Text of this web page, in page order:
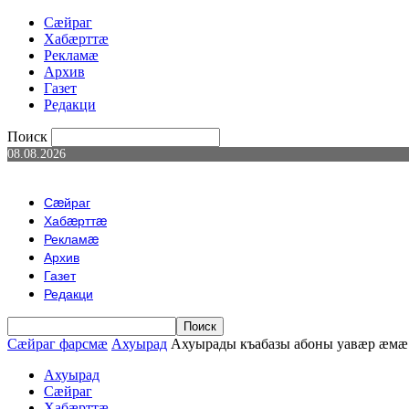
Сæйраг
Хабæрттæ
Рекламæ
Архив
Газет
Редакци
Поиск
08.08.2026
Сæйраг
Хабæрттæ
Рекламæ
Архив
Газет
Редакци
Сæйраг фарсмæ Ахуырад Ахуырады къабазы абоны уавæр
Ахуырад
Сæйраг